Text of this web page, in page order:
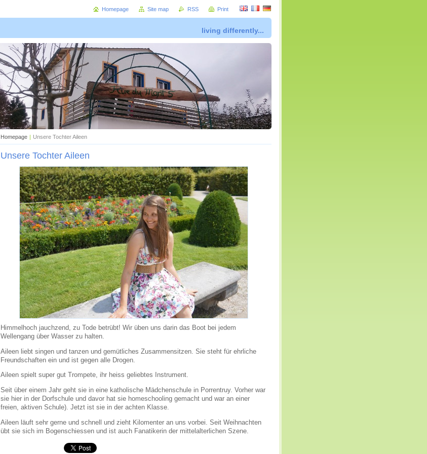
living differently...
Homepage | Unsere Tochter Aileen
Unsere Tochter Aileen
Himmelhoch jauchzend, zu Tode betrübt! Wir üben uns darin das Boot bei jedem
Wellengang über Wasser zu halten.
Aileen liebt singen und tanzen und gemütliches Zusammensitzen. Sie steht für ehrliche
Freundschaften ein und ist gegen alle Drogen.
Aileen spielt super gut Trompete, ihr heiss geliebtes Instrument.
Seit über einem Jahr geht sie in eine katholische Mädchenschule in Porrentruy. Vorher war
sie hier in der Dorfschule und davor hat sie homeschooling gemacht und war an einer
freien, aktiven Schule). Jetzt ist sie in der achten Klasse.
Aileen läuft sehr gerne und schnell und zieht Kilomenter an uns vorbei. Seit Weihnachten
übt sie sich im Bogenschiessen und ist auch Fanatikerin der mittelalterlichen Szene.
Homepage Site map RSS Print